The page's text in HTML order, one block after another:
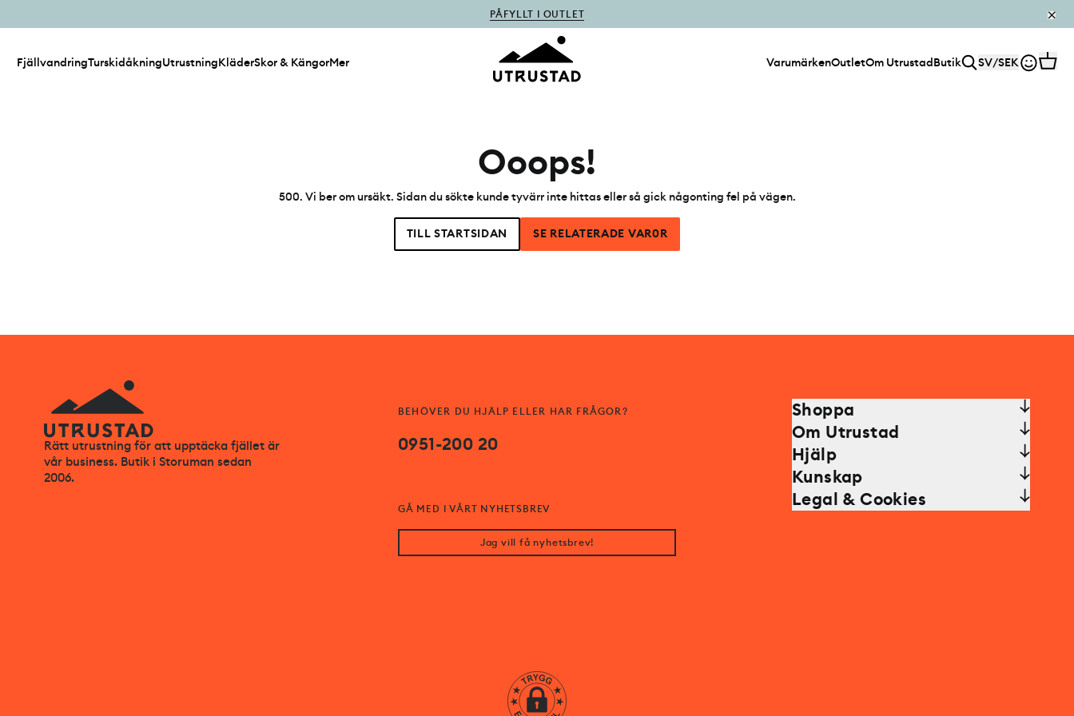
PÅFYLLT I OUTLET
FjällvandringTurskidåkningUtrustningKläderSkor & KängorMer VarumärkenOutletOm UtrustadButik SV/SEK
Ooops!
500. Vi ber om ursäkt. Sidan du sökte kunde tyvärr inte hittas eller så gick någonting fel på vägen.
TILL STARTSIDAN SE RELATERADE VAR0R
Rätt utrustning för att upptäcka fjället är
vår business. Butik i Storuman sedan
2006.
BEHÖVER DU HJÄLP ELLER HAR FRÅGOR?
0951-200 20
GÅ MED I VÅRT NYHETSBREV
Jag vill få nyhetsbrev!
Shoppa
Om Utrustad
Hjälp
Kunskap
Legal & Cookies